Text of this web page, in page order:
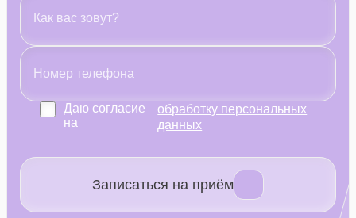
Даю согласие
на
обработку персональных
данных
Записаться на приём